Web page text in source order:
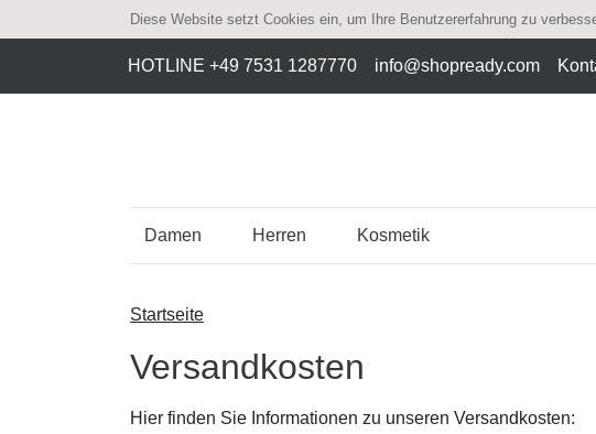
Diese Website setzt Cookies ein, um Ihre Benutzererfahrung zu
HOTLINE +49 7531 1287770 info@shopready.com
Damen Herren Kosmetik
Startseite
Versandkosten
Hier finden Sie Informationen zu unseren Versandkosten: